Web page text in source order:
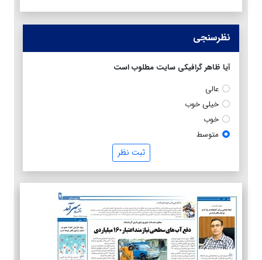
نظرسنجی
آیا ظاهر گرافیکی سایت مطلوب است
عالی
خیلی خوب
خوب
متوسط
ثبت نظر